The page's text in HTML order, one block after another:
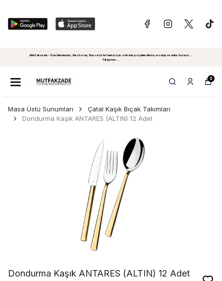
Mutfakzade - Özel Alanlariniz, Restoran, Bar ve Cafe'leriniz için sıfırdan projelendirme, montaj ve daha fazlasi...
Tiklayiniz...
0
Masa Üstü Sunumları
Çatal Kaşık Bıçak Takımları
Dondurma Kaşık ANTARES (ALTIN) 12 Adet
Dondurma Kaşık ANTARES (ALTIN) 12 Adet